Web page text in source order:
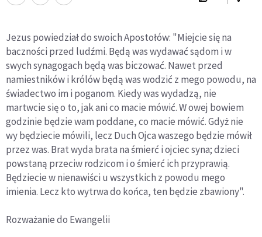
Jezus powiedział do swoich Apostołów: "Miejcie się na
baczności przed ludźmi. Będą was wydawać sądom i w
swych synagogach będą was biczować. Nawet przed
namiestników i królów będą was wodzić z mego powodu, na
świadectwo im i poganom. Kiedy was wydadzą, nie
martwcie się o to, jak ani co macie mówić. W owej bowiem
godzinie będzie wam poddane, co macie mówić. Gdyż nie
wy będziecie mówili, lecz Duch Ojca waszego będzie mówił
przez was. Brat wyda brata na śmierć i ojciec syna; dzieci
powstaną przeciw rodzicom i o śmierć ich przyprawią.
Będziecie w nienawiści u wszystkich z powodu mego
imienia. Lecz kto wytrwa do końca, ten będzie zbawiony".
Rozważanie do Ewangelii